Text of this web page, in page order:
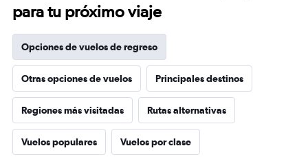
para tu próximo viaje
Opciones de vuelos de regreso
Otras opciones de vuelos Principales destinos
Regiones más visitadas Rutas alternativas
Vuelos populares Vuelos por clase